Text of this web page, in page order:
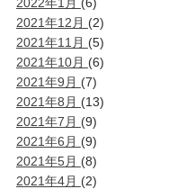
2021年12月 (2)
2021年11月 (5)
2021年10月 (6)
2021年9月 (7)
2021年8月 (13)
2021年7月 (9)
2021年6月 (9)
2021年5月 (8)
2021年4月 (2)